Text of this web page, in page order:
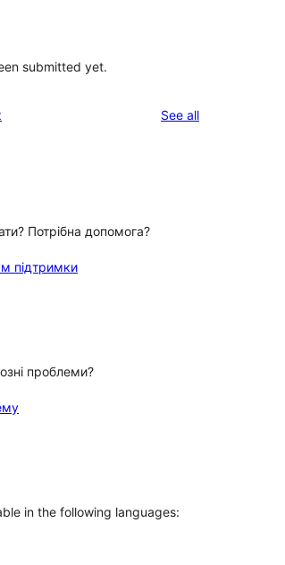
submitted yet.
See allreviews
Потрібна допомога?
підтримки
проблеми?
in the following languages: